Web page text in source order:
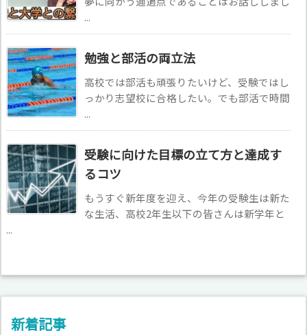
...
勉強と部活の両立法
高校では部活も頑張りたいけど、受験ではし
っかり志望校に合格したい。でも部活で時間
...
受験に向けた目標の立て方と達成す
るコツ
もうすぐ新年度を迎え、今年の受験生は新た
な生活、高校2年生以下の皆さんは新学年と
...
新着記事